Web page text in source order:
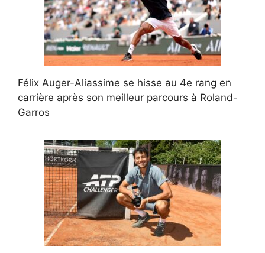
Félix Auger-Aliassime se hisse au 4e rang en
carrière après son meilleur parcours à Roland-
Garros